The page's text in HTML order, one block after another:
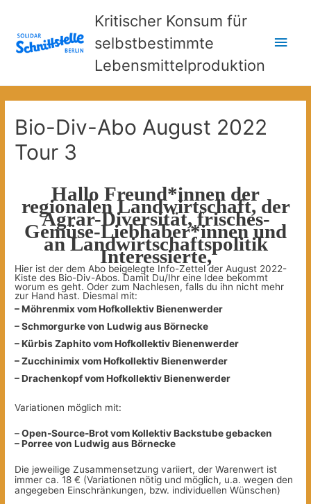
Kritischer Konsum für
selbstbestimmte
Lebensmittelproduktion
Bio-Div-Abo August 2022
Tour 3
Hallo Freund*innen der
regionalen Landwirtschaft, der
Agrar-Diversität, frisches-
Gemüse-Liebhaber*innen und
an Landwirtschaftspolitik
Interessierte,
Hier ist der dem Abo beigelegte Info-Zettel der August 2022-
Kiste des Bio-Div-Abos. Damit Du/Ihr eine Idee bekommt
worum es geht. Oder zum Nachlesen, falls du ihn nicht mehr
zur Hand hast. Diesmal mit:
– Möhrenmix vom Hofkollektiv Bienenwerder
– Schmorgurke von Ludwig aus Börnecke
– Kürbis Zaphito vom Hofkollektiv Bienenwerder
– Zucchinimix vom Hofkollektiv Bienenwerder
– Drachenkopf vom Hofkollektiv Bienenwerder
Variationen möglich mit:
–Open-Source-Brot vom Kollektiv Backstube gebacken
– Porree von Ludwig aus Börnecke
Die jeweilige Zusammensetzung variiert, der Warenwert ist
immer ca. 18 € (Variationen nötig und möglich, u.a. wegen den
angegeben Einschränkungen, bzw. individuellen Wünschen)